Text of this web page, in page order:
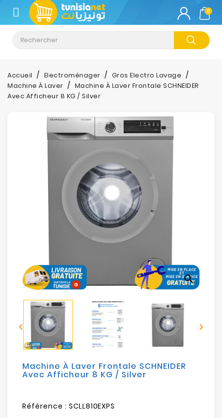
CATÉGORIE
Climatisation
Informatique
Téléphonie
Impression
Réseau
Sécurité
Mobilités
Loisirs
0
Accueil Electroménager
Gros Electro Lavage
Machine À Laver
Machine À Laver Frontale SCHNEIDER
Avec Afficheur 8 KG / Silver
search
 
Machine À Laver Frontale SCHNEIDER
Avec Afficheur 8 KG / Silver
Référence : SCLL810EXPS